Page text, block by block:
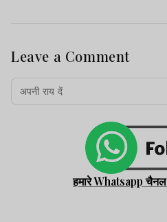
Leave a Comment
हमारे Whatsapp